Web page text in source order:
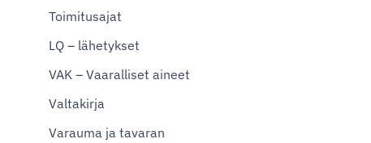
Toimitusajat
LQ – lähetykset
VAK – Vaaralliset aineet
Valtakirja
Varauma ja tavaran